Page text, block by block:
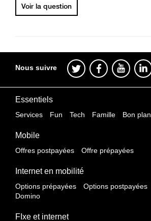
Voir la question
Nous suivre
Essentiels
Services Fun Tech Famille Bon plan
Mobile
Offres postpayées Offre prépayées
Internet en mobilité
Options prépayées Options postpayées
Domino
FIxe et internet